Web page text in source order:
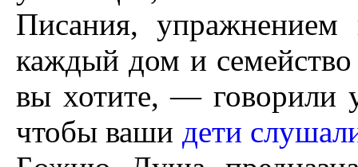
Писания,
каждый дом и
вы хотите, — говорили
чтобы ваши дети